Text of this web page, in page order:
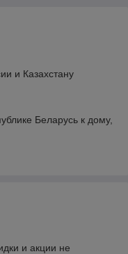
и Казахстану
Беларусь к дому,
и акции не